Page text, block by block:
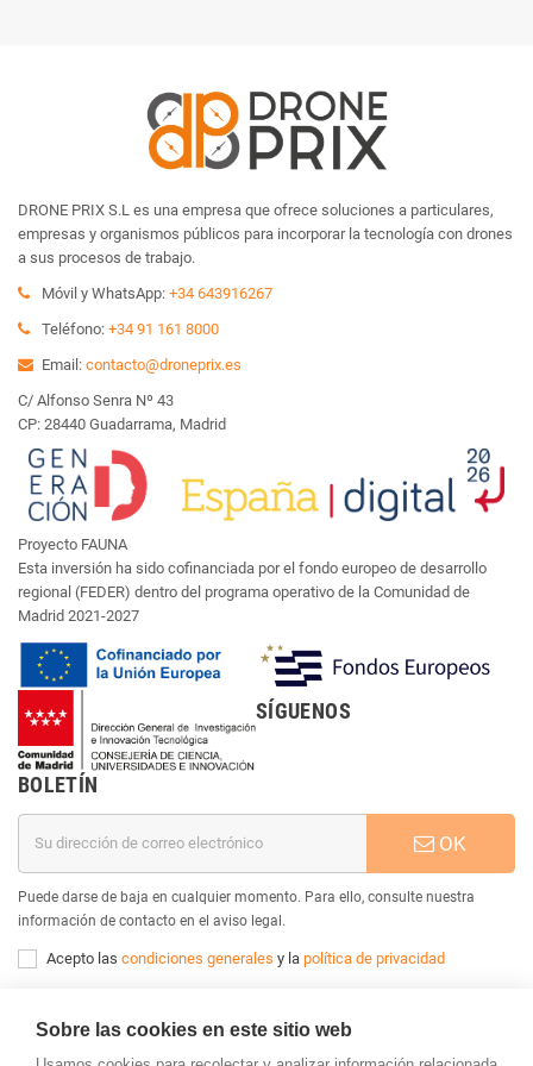
DRONE PRIX S.L es una empresa que ofrece soluciones a particulares,
empresas y organismos públicos para incorporar la tecnología con drones
a sus procesos de trabajo.
Móvil y WhatsApp: +34 643916267
Teléfono: +34 91 161 8000
Email: contacto@droneprix.es
C/ Alfonso Senra Nº 43
CP: 28440 Guadarrama, Madrid
Proyecto FAUNA
Esta inversión ha sido cofinanciada por el fondo europeo de desarrollo
regional (FEDER) dentro del programa operativo de la Comunidad de
Madrid 2021-2027
SÍGUENOS
BOLETÍN
OK
Puede darse de baja en cualquier momento. Para ello, consulte nuestra
información de contacto en el aviso legal.
Acepto las condiciones generales y la política de privacidad
Sobre las cookies en este sitio web